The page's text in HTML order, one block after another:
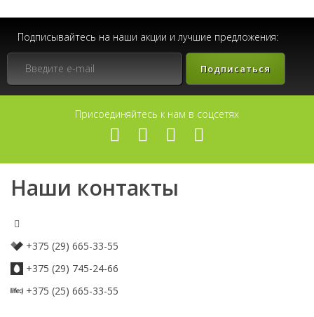
Подписывайтесь на наши акции и лучшие предложения:
Подписаться
Присоединяйтесь к нам в соцсетях
Наши контакты
+375 (29) 665-33-55
+375 (29) 745-24-66
+375 (25) 665-33-55